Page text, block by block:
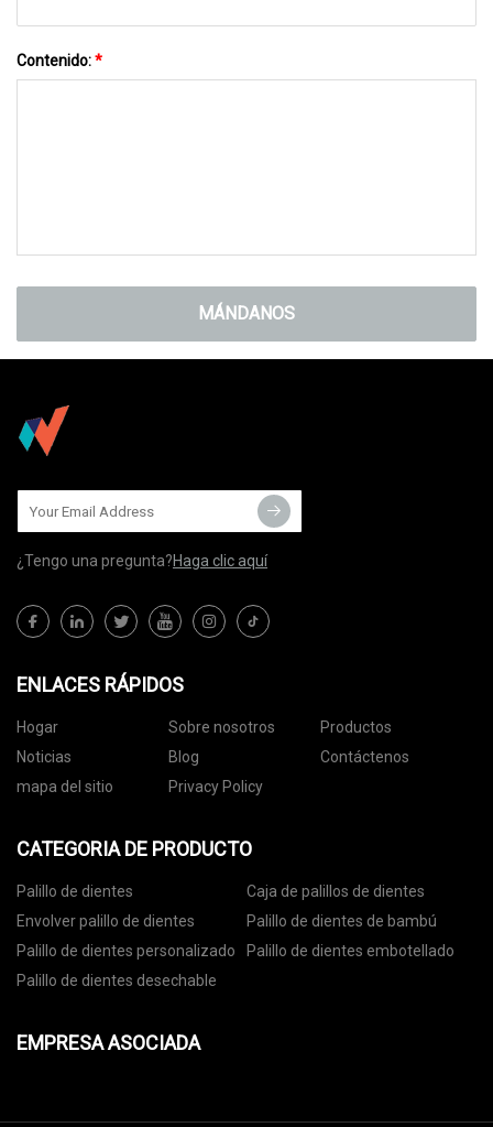
Contenido:*
MÁNDANOS
¿Tengo una pregunta?Haga clic aquí
ENLACES RÁPIDOS
Hogar Sobre nosotros
Productos
Noticias
Blog
Contáctenos
mapa del sitio
Privacy Policy
CATEGORIA DE PRODUCTO
Palillo de dientes
Caja de palillos de dientes
Envolver palillo de dientes
Palillo de dientes de bambú
Palillo de dientes personalizado
Palillo de dientes embotellado
Palillo de dientes desechable
EMPRESA ASOCIADA